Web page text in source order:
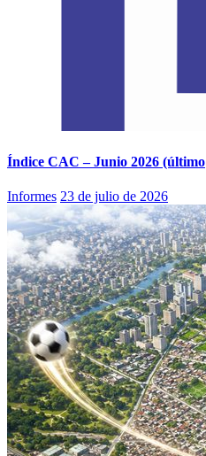
Índice CAC – Junio 2026 (último
Informes 23 de julio de 2026